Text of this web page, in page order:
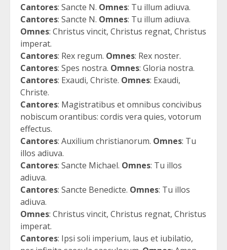
Cantores: Sancte N. Omnes: Tu illum adiuva.
Cantores: Sancte N. Omnes: Tu illum adiuva.
Omnes: Christus vincit, Christus regnat, Christus
imperat.
Cantores: Rex regum. Omnes: Rex noster.
Cantores: Spes nostra. Omnes: Gloria nostra.
Cantores: Exaudi, Christe. Omnes: Exaudi,
Christe.
Cantores: Magistratibus et omnibus concivibus
nobiscum orantibus: cordis vera quies, votorum
effectus.
Cantores: Auxilium christianorum. Omnes: Tu
illos adiuva.
Cantores: Sancte Michael. Omnes: Tu illos
adiuva.
Cantores: Sancte Benedicte. Omnes: Tu illos
adiuva.
Omnes: Christus vincit, Christus regnat, Christus
imperat.
Cantores: Ipsi soli imperium, laus et iubilatio,